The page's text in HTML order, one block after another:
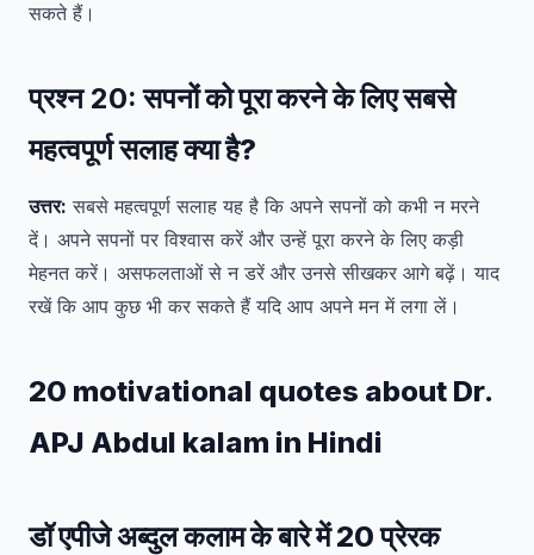
सकते हैं।
प्रश्न 20: सपनों को पूरा करने के लिए सबसे
महत्वपूर्ण सलाह क्या है?
उत्तर: सबसे महत्वपूर्ण सलाह यह है कि अपने सपनों को कभी न मरने
दें। अपने सपनों पर विश्वास करें और उन्हें पूरा करने के लिए कड़ी
मेहनत करें। असफलताओं से न डरें और उनसे सीखकर आगे बढ़ें। याद
रखें कि आप कुछ भी कर सकते हैं यदि आप अपने मन में लगा लें।
20 motivational quotes about Dr.
APJ Abdul kalam in Hindi
डॉ एपीजे अब्दुल कलाम के बारे में 20 प्रेरक